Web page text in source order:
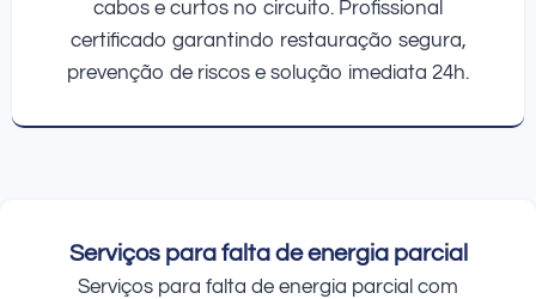
cabos e curtos no circuito. Profissional
certificado garantindo restauração segura,
prevenção de riscos e solução imediata 24h.
Serviços para falta de energia parcial
Serviços para falta de energia parcial com